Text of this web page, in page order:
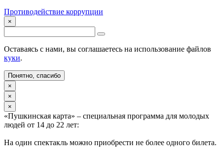
Противодействие коррупции
×
Оставаясь с нами, вы соглашаетесь на использование файлов
куки.
Понятно, спасибо
×
×
×
«Пушкинская карта» – специальная программа для молодых
людей от 14 до 22 лет:
На один спектакль можно приобрести не более одного билета.